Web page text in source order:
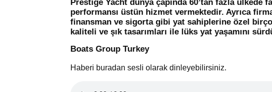
Prestige Yacht dünya çapında 60’tan fazla
performansı üstün hizmet vermektedir. Ayrıca
finansman ve sigorta gibi yat sahiplerine özel
kaliteli ve şık tasarımları ile lüks yat yaşamını
Boats Group Turkey
Haberi buradan sesli olarak dinleyebilirsiniz.